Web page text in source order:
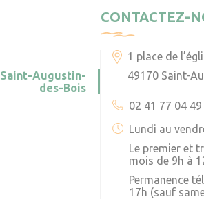
CONTACTEZ-
Saint-Augustin-
des-Bois
1 place de
49170 Saint-
02 41 77 04 49
Lundi au
Le premier et
mois de 9h à
Permanence
17h (sauf